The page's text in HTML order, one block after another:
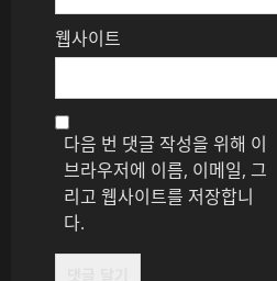
웹사이트
다음 번 댓글 작성을 위해 이
브라우저에 이름, 이메일, 그
리고 웹사이트를 저장합니
다.